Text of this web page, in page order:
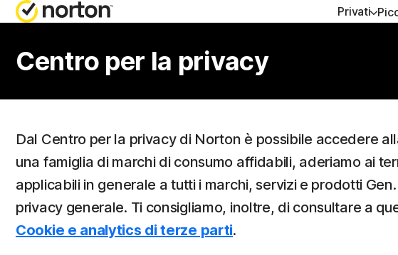
Privati
Norton 360 Deluxe
Norton 360
Centro per la privacy
Dal Centro per la privacy di Norton è possibile accedere
una famiglia di marchi di consumo affidabili, aderiamo ai
applicabili in generale a tutti i marchi, servizi e prodotti
privacy generale. Ti consigliamo, inoltre, di consultare a
Cookie e analytics di terze parti.